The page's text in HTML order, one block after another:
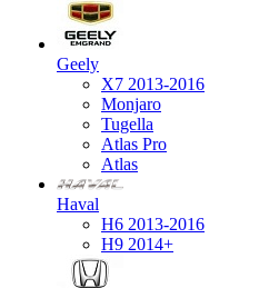
Geely
X7 2013-2016
Monjaro
Tugella
Atlas Pro
Atlas
Haval
H6 2013-2016
H9 2014+